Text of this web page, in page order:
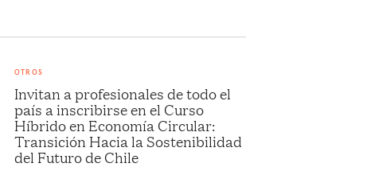
OTROS
Invitan a profesionales de todo el
país a inscribirse en el Curso
Híbrido en Economía Circular:
Transición Hacia la Sostenibilidad
del Futuro de Chile